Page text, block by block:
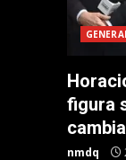
figura
nmdq